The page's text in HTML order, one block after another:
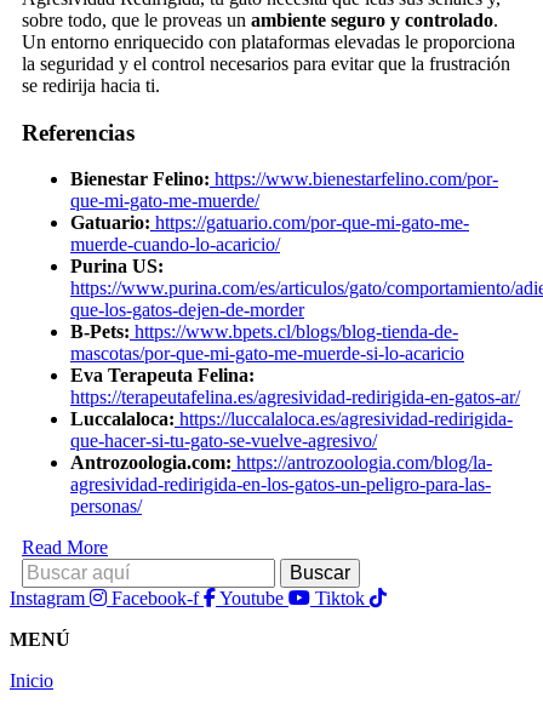
sobre todo, que le proveas un ambiente seguro y controlado.
Un entorno enriquecido con plataformas elevadas le proporciona
la seguridad y el control necesarios para evitar que la frustración
se redirija hacia ti.
Referencias
Bienestar Felino: https://www.bienestarfelino.com/por-
que-mi-gato-me-muerde/
Gatuario: https://gatuario.com/por-que-mi-gato-me-
muerde-cuando-lo-acaricio/
Purina US:
https://www.purina.com/es/articulos/gato/comportamiento/
que-los-gatos-dejen-de-morder
B-Pets: https://www.bpets.cl/blogs/blog-tienda-de-
mascotas/por-que-mi-gato-me-muerde-si-lo-acaricio
Eva Terapeuta Felina:
https://terapeutafelina.es/agresividad-redirigida-en-gatos-ar/
Luccalaloca: https://luccalaloca.es/agresividad-redirigida-
que-hacer-si-tu-gato-se-vuelve-agresivo/
Antrozoologia.com: https://antrozoologia.com/blog/la-
agresividad-redirigida-en-los-gatos-un-peligro-para-las-
personas/
Read More
Instagram Facebook-f Youtube
Tiktok
MENÚ
Inicio